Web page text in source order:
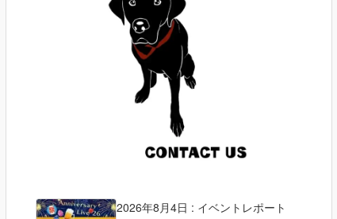
2026年8月4日 : イベントレポート